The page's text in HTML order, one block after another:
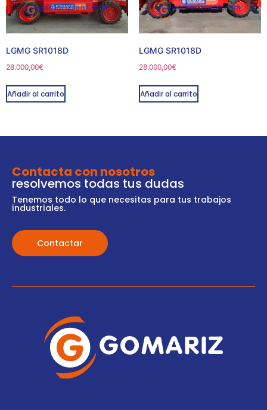
LGMG SR1018D
28.000,00€
Añadir al carrito
LGMG SR1018D
28.000,00€
Añadir al carrito
Contacta con nosotros
resolvemos todas tus dudas
Tenemos todo lo que necesitas para tus trabajos
industriales.
Contactar